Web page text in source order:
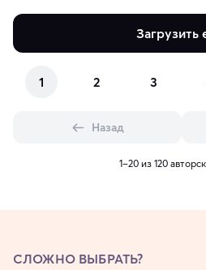
Загрузить
1 2 3
Назад
1–20 из 120
СЛОЖНО ВЫБРАТЬ?